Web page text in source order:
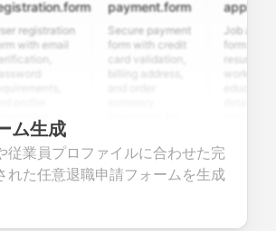
email
payment.form
Secure payment
form with credit
card validation,
commerce
transactions.
Job
form with
resume
questions for
efficient
candidate
ム生成
従業員プロファイルに合わせた完
れた任意退職申請フォームを生成